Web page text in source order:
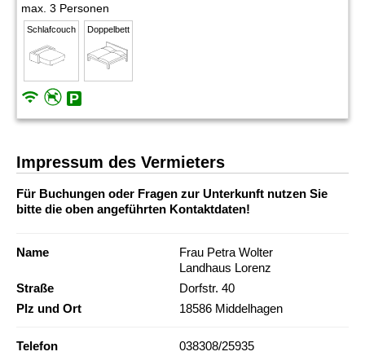
max. 3 Personen
Schlafcouch Doppelbett
Impressum des Vermieters
Für Buchungen oder Fragen zur Unterkunft nutzen Sie
bitte die oben angeführten Kontaktdaten!
Name
Frau Petra Wolter
Landhaus Lorenz
Straße
Dorfstr. 40
Plz und Ort
18586 Middelhagen
Telefon 038308/25935